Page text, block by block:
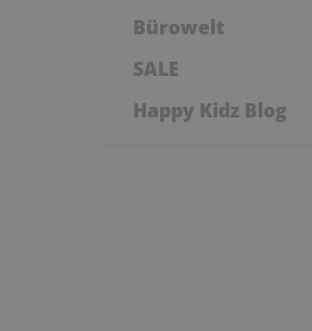
Bürowelt
SALE
Happy Kidz Blog